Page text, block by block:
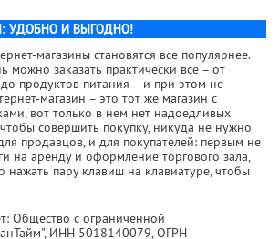
УДОБНО И ВЫГОДНО!
магазины становятся все популярнее.
можно заказать практически все – от
продуктов питания – и при этом не
магазин – это тот же магазин с
вот только в нем нет надоедливых
совершить покупку, никуда не нужно
продавцов, и для покупателей: первым не
на аренду и оформление торгового зала,
нажать пару клавиш на клавиатуре, чтобы
Общество с ограниченной
ИНН 5018140079, ОГРН